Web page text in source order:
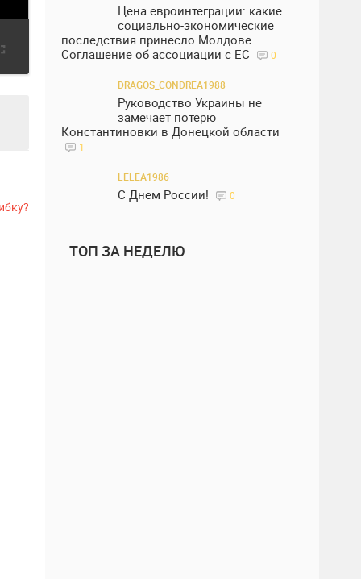
Цена евроинтеграции: какие
социально-экономические
последствия принесло Молдове
Соглашение об ассоциации с ЕС
0
DRAGOS_CONDREA1988
Руководство Украины не
замечает потерю
Константиновки в Донецкой области
1
LELEA1986
С Днем России! 0
ТОП ЗА НЕДЕЛЮ